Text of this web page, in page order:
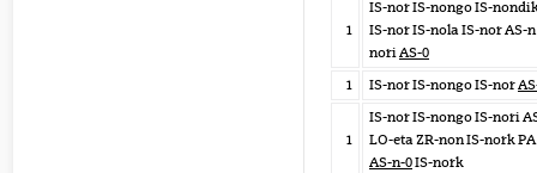
1
IS-nor IS-nongo IS-
IS-nor IS-nola IS-nor AS-n
noriAS-0
1
IS-nor IS-nongo IS-nor
1
IS-nor IS-nongo IS-nori
LO-eta ZR-non IS-nork PA
AS-n-0IS-nork